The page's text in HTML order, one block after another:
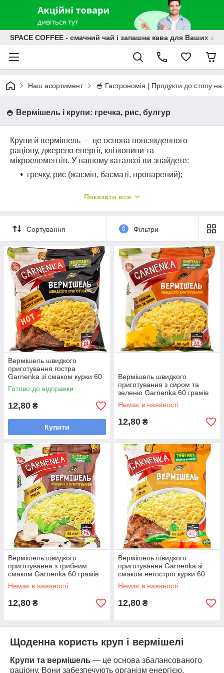
SPACE COFFEE - смачний чай і запашна кава для Ваших
Наш асортимент 🥣 Гастрономія | Продукти до столу
🍚 Вермішель і крупи: гречка, рис, булгур
Крупи й вермішель — це основа повсякденного
раціону, джерело енергії, клітковини та
мікроелементів. У нашому каталозі ви знайдете:
гречку, рис (жасмін, басматі, пропарений);
Не знаєте, що обрати?Напишіть нам у Viber або
Telegram — і ми вам допоможемо!
Показати все
Сортування 0 Фільтри
Вермішель швидкого
приготування гостра
Garnenka зі смаком курки 60
грамів
Готово до відправки
12,80 ₴
Купити
Вермішель швидкого
приготування з сиром та
зеленю Garnenka 60 грамів
Немає в наявності
12,80 ₴
Вермішель швидкого
приготування з грибним
смаком Garnenka 60 грамів
Немає в наявності
12,80 ₴
Вермішель швидкого
приготування Garnenka зі
смаком негострої курки 60
грамів
Немає в наявності
12,80 ₴
Щоденна користь круп і вермішелі
Крупи та вермішель — це основа збалансованого
раціону. Вони забезпечують організм енергією,